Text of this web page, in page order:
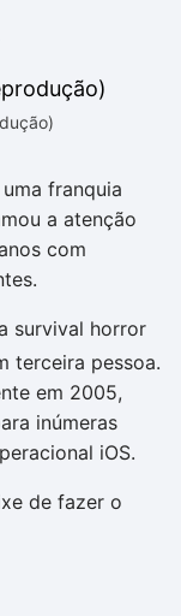
franquia
a atenção
com
survival horror
terceira pessoa.
em 2005,
inúmeras
iOS.
de fazer o